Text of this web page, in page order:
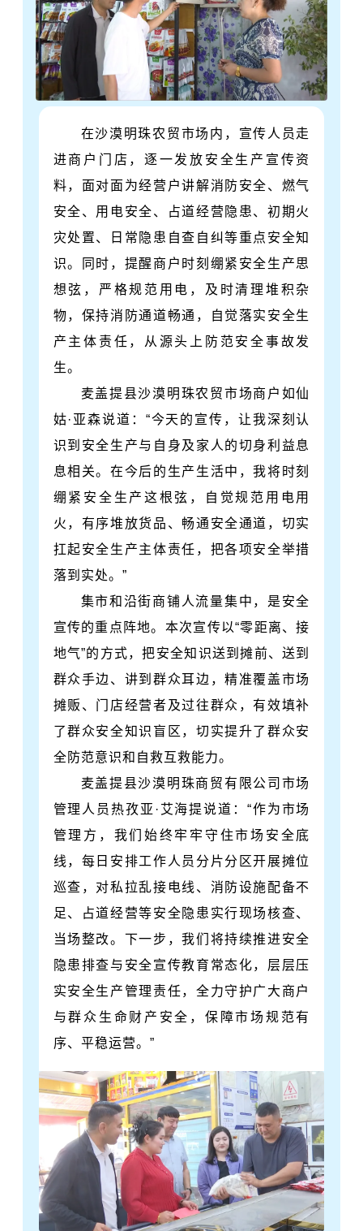
在沙漠明珠农贸市场内，宣传人员走
进商户门店，逐一发放安全生产宣传资
料，面对面为经营户讲解消防安全、燃气
安全、用电安全、占道经营隐患、初期火
灾处置、日常隐患自查自纠等重点安全知
识。同时，提醒商户时刻绷紧安全生产思
想弦，严格规范用电，及时清理堆积杂
物，保持消防通道畅通，自觉落实安全生
产主体责任，从源头上防范安全事故发
生。
麦盖提县沙漠明珠农贸市场商户如仙
姑·亚森说道：“今天的宣传，让我深刻认
识到安全生产与自身及家人的切身利益息
息相关。在今后的生产生活中，我将时刻
绷紧安全生产这根弦，自觉规范用电用
火，有序堆放货品、畅通安全通道，切实
扛起安全生产主体责任，把各项安全举措
落到实处。”
集市和沿街商铺人流量集中，是安全
宣传的重点阵地。本次宣传以“零距离、接
地气”的方式，把安全知识送到摊前、送到
群众手边、讲到群众耳边，精准覆盖市场
摊贩、门店经营者及过往群众，有效填补
了群众安全知识盲区，切实提升了群众安
全防范意识和自救互救能力。
麦盖提县沙漠明珠商贸有限公司市场
管理人员热孜亚·艾海提说道：“作为市场
管理方，我们始终牢牢守住市场安全底
线，每日安排工作人员分片分区开展摊位
巡查，对私拉乱接电线、消防设施配备不
足、占道经营等安全隐患实行现场核查、
当场整改。下一步，我们将持续推进安全
隐患排查与安全宣传教育常态化，层层压
实安全生产管理责任，全力守护广大商户
与群众生命财产安全，保障市场规范有
序、平稳运营。”